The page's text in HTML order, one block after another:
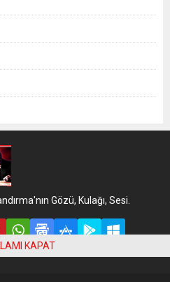
Gözü, Kulağı, Sesi.
KAPAT